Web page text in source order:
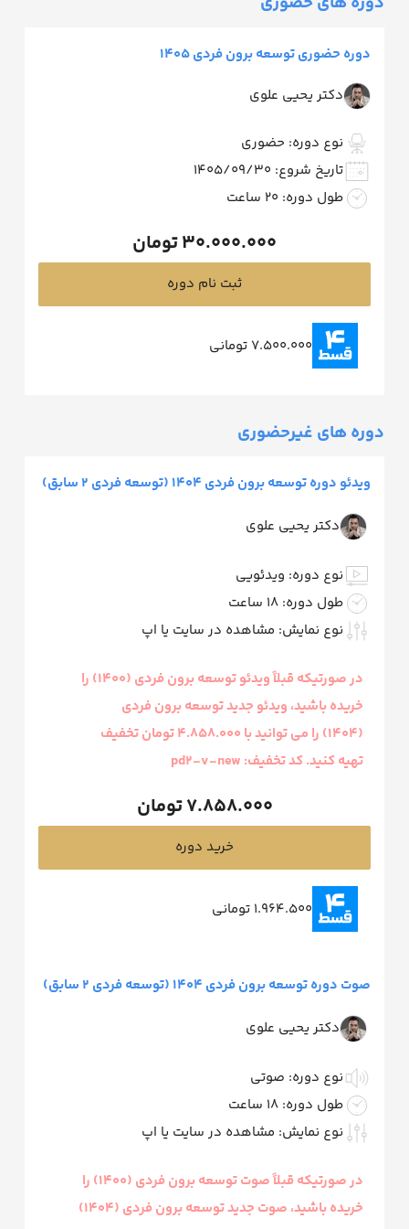
دوره حضوری توسعه برون فردی 1405
دکتر یحیی علوی
نوع دوره: حضوری
تاریخ شروع: 1405/09/30
طول دوره: 20 ساعت
30.000.000تومان
ثبت نام دوره
7.500.000 تومانی
دوره های غیرحضوری
ویدئو دوره توسعه برون فردی 1404 (توسعه فردی 2 سابق)
دکتر یحیی علوی
نوع دوره: ویدئویی
طول دوره: 18 ساعت
نوع نمایش: مشاهده در سایت یا اپ
در صورتیکه قبلاً ویدئو توسعه برون فردی (1400) را
خریده باشید، ویدئو جدید توسعه برون فردی
(1404) را می توانید با 4.858.000 تومان تخفیف
تهیه کنید. کد تخفیف: pd2-v-new
7.858.000تومان
خرید دوره
1.964.500 تومانی
صوت دوره توسعه برون فردی 1404 (توسعه فردی 2 سابق)
دکتر یحیی علوی
نوع دوره: صوتی
طول دوره: 18 ساعت
نوع نمایش: مشاهده در سایت یا اپ
در صورتیکه قبلاً صوت توسعه برون فردی (1400) را
خریده باشید، صوت جدید توسعه برون فردی (1404)